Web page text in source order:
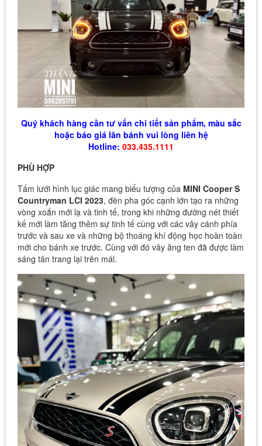
Quý khách hàng cần tư vấn chi tiết sản phẩm, màu sắc
hoặc báo giá lăn bánh vui lòng liên hệ
Hotline: 033.435.1111
PHÙ HỢP
Tấm lưới hình lục giác mang biểu tượng của MINI Cooper S
Countryman LCI 2023, đèn pha góc cạnh lớn tạo ra những
vòng xoắn mới lạ và tinh tế, trong khi những đường nét thiết
kế mới làm tăng thêm sự tinh tế cùng với các vây cánh phía
trước và sau xe và những bộ thoáng khí động học hoàn toàn
mới cho bánh xe trước. Cùng với đó vây ăng ten đã được làm
sáng tân trang lại trên mái.